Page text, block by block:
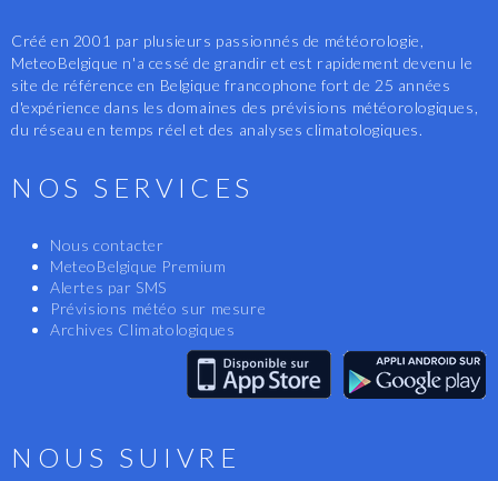
Créé en 2001 par plusieurs passionnés de météorologie,
MeteoBelgique n'a cessé de grandir et est rapidement devenu le
site de référence en Belgique francophone fort de 25 années
d'expérience dans les domaines des prévisions météorologiques,
du réseau en temps réel et des analyses climatologiques.
NOS SERVICES
Nous contacter
MeteoBelgique Premium
Alertes par SMS
Prévisions météo sur mesure
Archives Climatologiques
NOUS SUIVRE